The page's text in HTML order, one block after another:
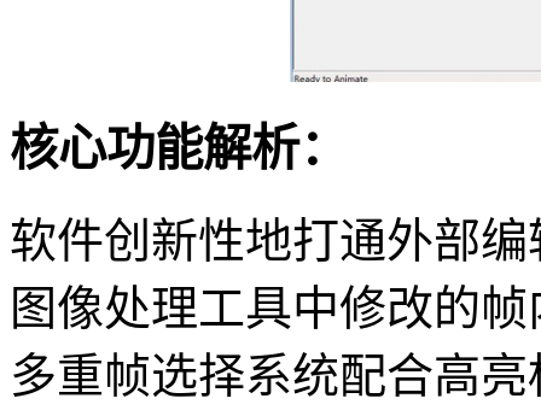
核心功能解析：
软件创新性地打通外部
图像处理工具中修改的
多重帧选择系统配合高